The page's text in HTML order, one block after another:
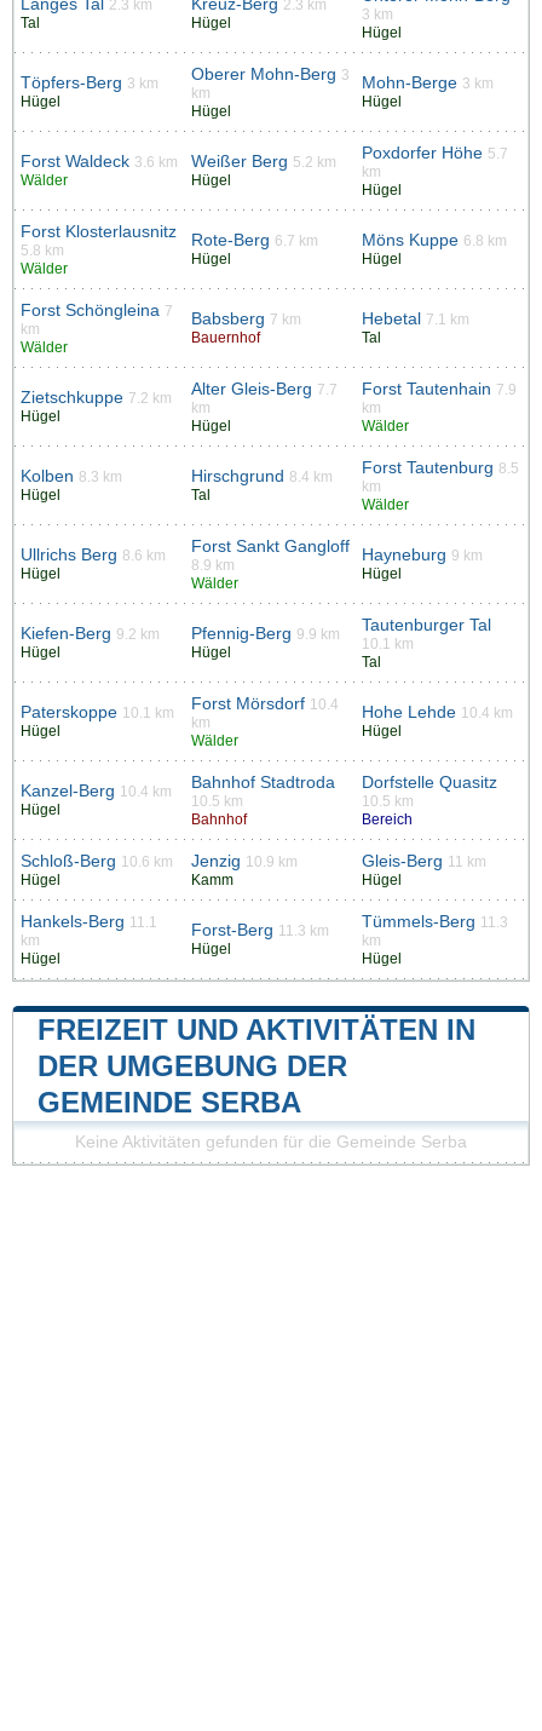
Langes Tal 2.3 km
Tal
Kreuz-Berg 2.3 km
Hügel
3 km
Hügel
Töpfers-Berg 3 km
Hügel
Oberer Mohn-Berg 3
km
Hügel
Mohn-Berge 3 km
Hügel
Forst Waldeck 3.6 km
Wälder
Weißer Berg 5.2 km
Hügel
Poxdorfer Höhe 5.7
km
Hügel
Forst Klosterlausnitz
5.8 km
Wälder
Rote-Berg 6.7 km
Hügel
Möns Kuppe 6.8 km
Hügel
Forst Schöngleina 7
km
Wälder
Babsberg 7 km
Bauernhof
Hebetal 7.1 km
Tal
Zietschkuppe 7.2 km
Hügel
Alter Gleis-Berg 7.7
km
Hügel
Forst Tautenhain 7.9
km
Wälder
Kolben 8.3 km
Hügel
Hirschgrund 8.4 km
Tal
Forst Tautenburg 8.5
km
Wälder
Ullrichs Berg 8.6 km
Hügel
Forst Sankt Gangloff
8.9 km
Wälder
Hayneburg 9 km
Hügel
Kiefen-Berg 9.2 km
Hügel
Pfennig-Berg 9.9 km
Hügel
Tautenburger Tal
10.1 km
Tal
Paterskoppe 10.1 km
Hügel
Forst Mörsdorf 10.4
km
Wälder
Hohe Lehde 10.4 km
Hügel
Kanzel-Berg 10.4 km
Hügel
Bahnhof Stadtroda
10.5 km
Bahnhof
Dorfstelle Quasitz
10.5 km
Bereich
Schloß-Berg 10.6 km
Hügel
Jenzig 10.9 km
Kamm
Gleis-Berg 11 km
Hügel
Hankels-Berg 11.1
km
Hügel
Forst-Berg 11.3 km
Hügel
Tümmels-Berg 11.3
km
Hügel
FREIZEIT UND AKTIVITÄTEN IN
DER UMGEBUNG DER
GEMEINDE SERBA
Keine Aktivitäten gefunden für die Gemeinde Serba